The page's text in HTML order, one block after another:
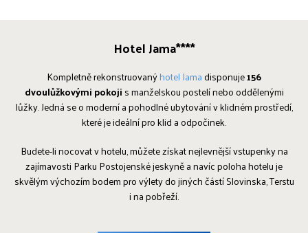
Hotel Jama****
Kompletně rekonstruovanýhotel Jamadisponuje156
dvoulůžkovými pokoji s manželskou postelí nebo oddělenými
lůžky. Jedná se o moderní a pohodlné ubytování v klidném prostředí,
které je ideální pro klid a odpočinek.
Budete-li nocovat v hotelu, můžete získat nejlevnější vstupenky na
zajímavosti Parku Postojenské jeskyně a navíc poloha hotelu je
skvělým výchozím bodem pro výlety do jiných částí Slovinska, Terstu
i na pobřeží.